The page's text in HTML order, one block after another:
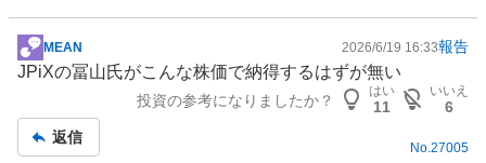
掲
示
事
MEAN 2026/6/19 16:33報告
JPiXの冨山氏がこんな株価で納得するはずが無い
投資の参考になりましたか？
はい
11
いいえ
6
返信
No.27005